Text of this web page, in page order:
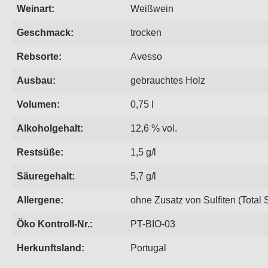
Weinart: Weißwein
Geschmack: trocken
Rebsorte: Avesso
Ausbau: gebrauchtes Holz
Volumen: 0,75 l
Alkoholgehalt: 12,6 % vol.
Restsüße: 1,5 g/l
Säuregehalt: 5,7 g/l
Allergene: ohne Zusatz von Sulfiten (Total
Öko Kontroll-Nr.: PT-BIO-03
Herkunftsland: Portugal